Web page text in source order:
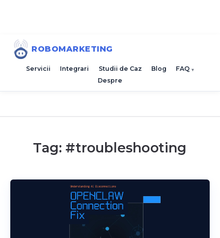
ROBOMARKETING
Servicii Integrari Studii de Caz Blog
FAQ
Despre
Tag: #troubleshooting